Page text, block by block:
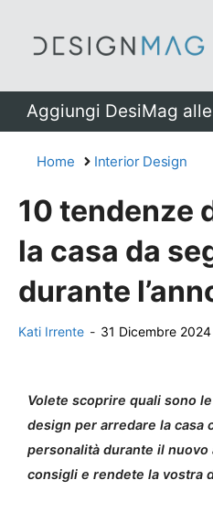
Aggiungi DesiMag
Home Interior Design
10 tendenze
la casa da
durante
Kati Irrente - 31 Dicembre 2024
Volete scoprire quali sono
design per arredare la casa
personalità durante il
consigli e rendete la vostra